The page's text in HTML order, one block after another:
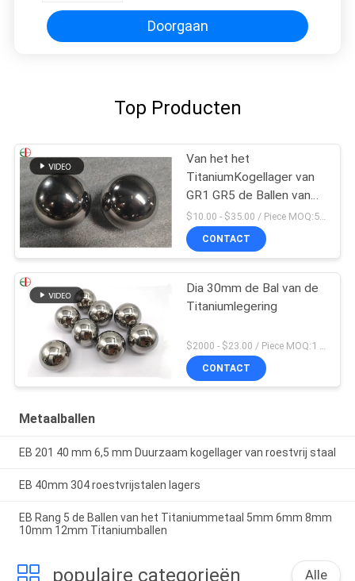
Doorgaan
Top Producten
Van het het
TitaniumKogellager van
GR1 GR5 de Ballen van
het het Titaniummetaal $10.00 - $35.00 / Piece MOQ:5 zetels
CONTACT
Dia 30mm de Bal van de
Titaniumlegering
$2000 - $23.00 / Piece MOQ:1 zetels
CONTACT
Metaalballen
EB 201 40 mm 6,5 mm Duurzaam kogellager van roestvrij staal
EB 40mm 304 roestvrijstalen lagers
EB Rang 5 de Ballen van het Titaniummetaal 5mm 6mm 8mm
10mm 12mm Titaniumballen
populaire categorieën Alle